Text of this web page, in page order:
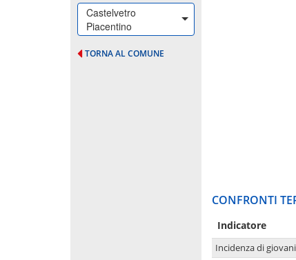
Castelvetro
Piacentino
TORNA AL COMUNE
CONFRONTI
Indicatore
Incidenza di